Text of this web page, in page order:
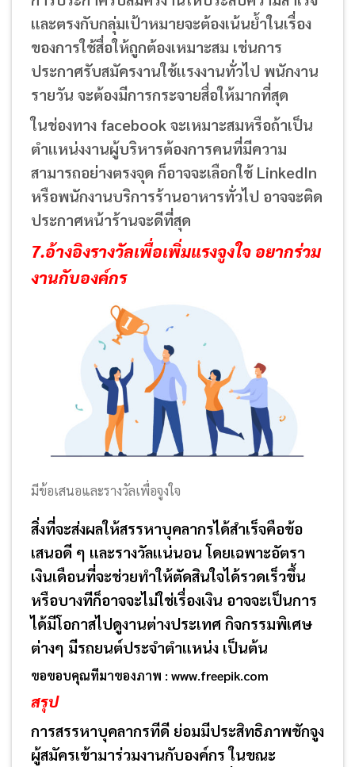
และตรงกับกลุ่มเป้าหมายจะต้องเน้นย้ำในเรื่อง
ของการใช้สื่อให้ถูกต้องเหมาะสม เช่นการ
ประกาศรับสมัครงานใช้แรงงานทั่วไป พนักงาน
รายวัน จะต้องมีการกระจายสื่อให้มากที่สุด
ในช่องทาง facebook จะเหมาะสมหรือถ้าเป็น
ตำแหน่งงานผู้บริหารต้องการคนที่มีความ
สามารถอย่างตรงจุด ก็อาจจะเลือกใช้ LinkedIn
หรือพนักงานบริการร้านอาหารทั่วไป อาจจะติด
ประกาศหน้าร้านจะดีที่สุด
7.อ้างอิงรางวัลเพื่อเพิ่มแรงจูงใจ อยากร่วม
งานกับองค์กร
มีข้อเสนอและรางวัลเพื่อจูงใจ
สิ่งที่จะส่งผลให้สรรหาบุคลากรได้สำเร็จคือข้อ
เสนอดี ๆ และรางวัลแน่นอน โดยเฉพาะอัตรา
เงินเดือนที่จะช่วยทำให้ตัดสินใจได้รวดเร็วขึ้น
หรือบางทีก็อาจจะไม่ใช่เรื่องเงิน อาจจะเป็นการ
ได้มีโอกาสไปดูงานต่างประเทศ กิจกรรมพิเศษ
ต่างๆ มีรถยนต์ประจำตำแหน่ง เป็นต้น
ขอขอบคุณทีมาของภาพ : www.freepik.com
สรุป
การสรรหาบุคลากรทีดี ย่อมมีประสิทธิภาพชักจูง
ผู้สมัครเข้ามาร่วมงานกับองค์กร ในขณะ